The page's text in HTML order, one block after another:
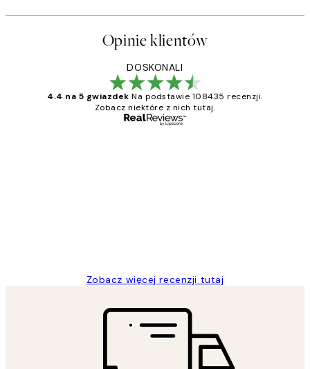
Opinie klientów
DOSKONALI
4.4 na 5 gwiazdek Na podstawie 108435 recenzji.
Zobacz niektóre z nich tutaj.
Zobacz więcej recenzji tutaj